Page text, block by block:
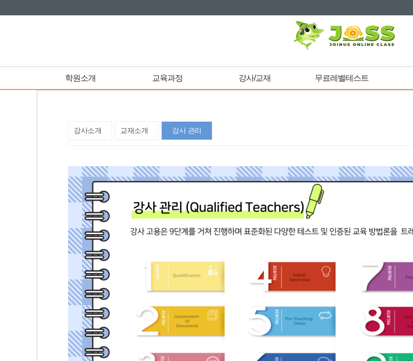
학원소개 교육과정 강사/교재 무료레벨테스트
강사소개 교재소개 강사 관리